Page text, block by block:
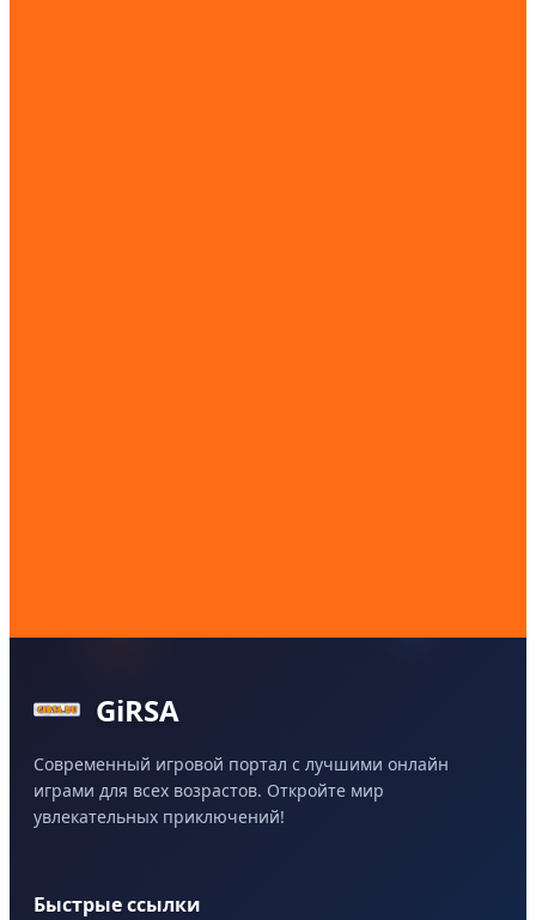
GiRSA
Современный игровой портал с лучшими онлайн
играми для всех возрастов. Откройте мир
увлекательных приключений!
Быстрые ссылки